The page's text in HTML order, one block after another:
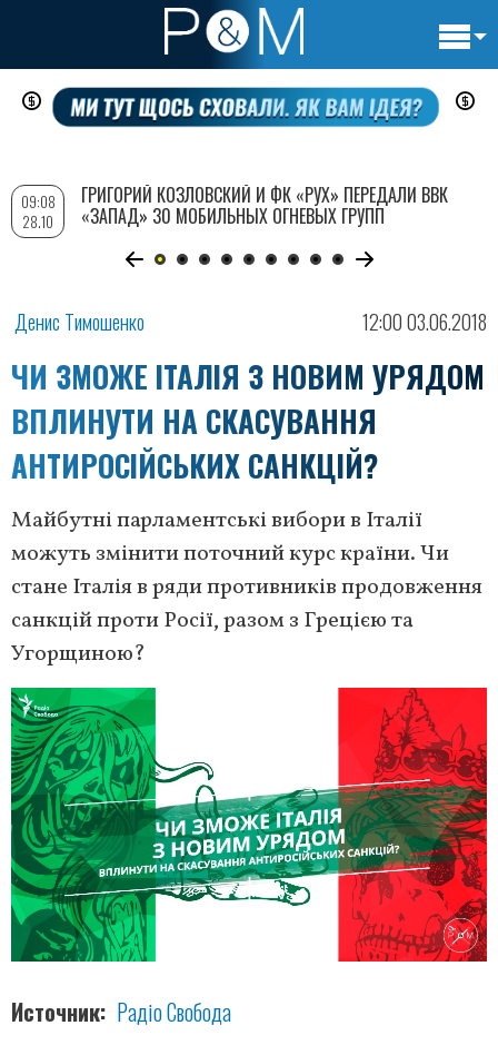
Перейти
содержанию
Денис Тимошенко 12:00 03.06.2018
ЧИ ЗМОЖЕ ІТАЛІЯ З НОВИМ УРЯДОМ
ВПЛИНУТИ НА СКАСУВАННЯ
АНТИРОСІЙСЬКИХ САНКЦІЙ?
Майбутні парламентські вибори в Італії
можуть змінити поточний курс країни. Чи
стане Італія в ряди противників продовження
санкцій проти Росії, разом з Грецією та
Угорщиною?
Источник Радіо Свобода
09:08
28.10
ГРИГОРИЙ КОЗЛОВСКИЙ И ФК «РУХ» ПЕРЕДАЛИ ВВК
«ЗАПАД» 30 МОБИЛЬНЫХ ОГНЕВЫХ ГРУПП